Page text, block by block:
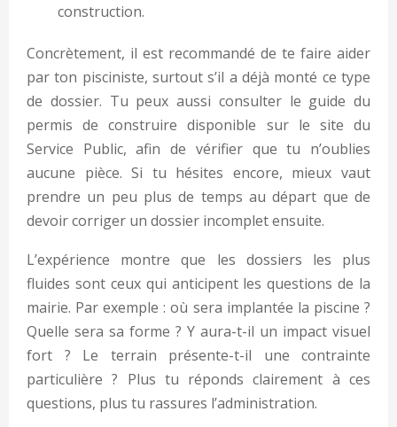
construction.
Concrètement, il est recommandé de te faire aider
par ton pisciniste, surtout s’il a déjà monté ce type
de dossier. Tu peux aussi consulter le guide du
permis de construire disponible sur le site du
Service Public, afin de vérifier que tu n’oublies
aucune pièce. Si tu hésites encore, mieux vaut
prendre un peu plus de temps au départ que de
devoir corriger un dossier incomplet ensuite.
L’expérience montre que les dossiers les plus
fluides sont ceux qui anticipent les questions de la
mairie. Par exemple : où sera implantée la piscine ?
Quelle sera sa forme ? Y aura-t-il un impact visuel
fort ? Le terrain présente-t-il une contrainte
particulière ? Plus tu réponds clairement à ces
questions, plus tu rassures l’administration.